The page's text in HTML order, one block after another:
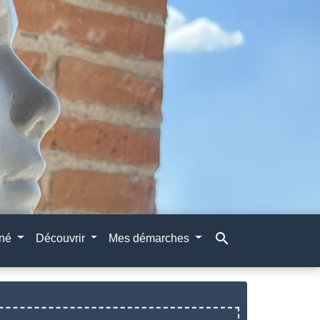
Découvrir Mes démarches search